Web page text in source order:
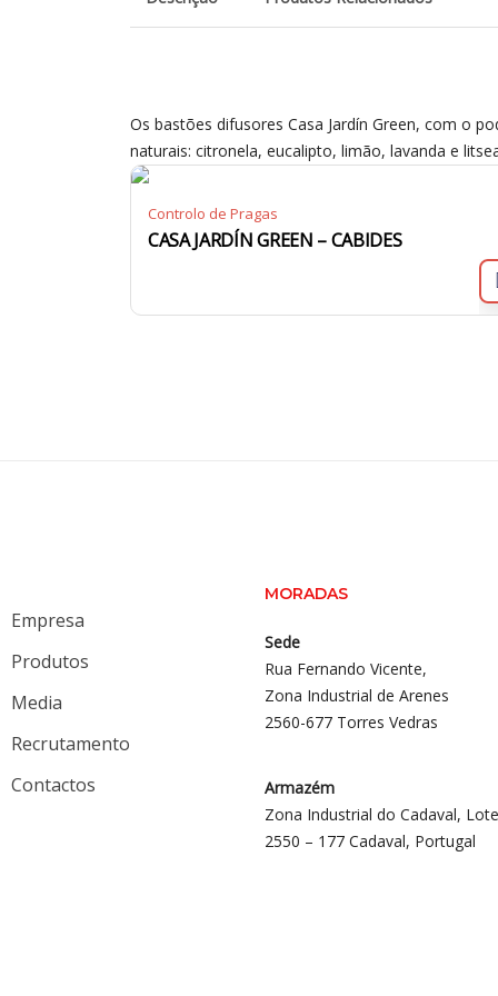
Os bastões difusores Casa Jardín Green, com o
naturais: citronela, eucalipto, limão, lavanda e
Controlo de Pragas
CASA JARDÍN GREEN – CABIDES
Empresa
Produtos
Media
Recrutamento
Contactos
MORADAS
Sede
Rua Fernando Vicente,
Zona Industrial de Arenes
2560-677 Torres Vedras
Armazém
Zona Industrial do Cadaval,
2550 – 177 Cadaval, Portugal